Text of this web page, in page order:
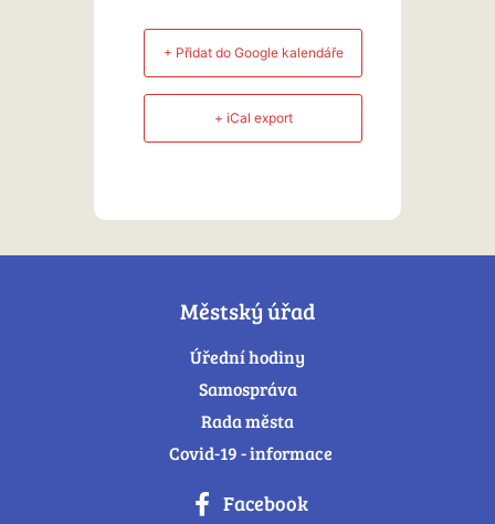
+ Přidat do Google kalendáře
+ iCal export
Městský úřad
Úřední hodiny
Samospráva
Rada města
Covid-19 - informace
Facebook